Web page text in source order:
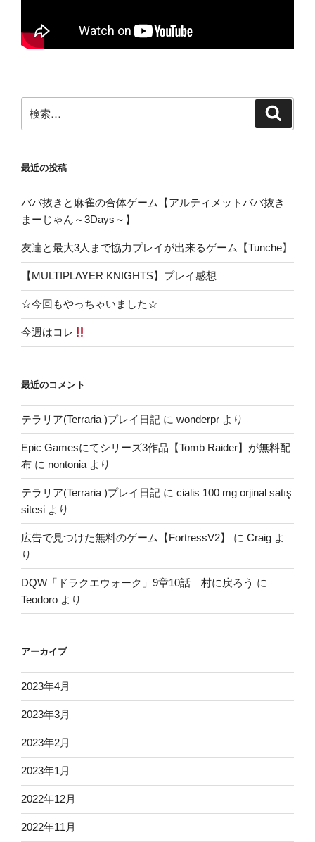
索:
最近の投稿
ババ抜きと麻雀の合体ゲーム【アルティメットババ抜き
まーじゃん～3Days～】
友達と最大3人まで協力プレイが出来るゲーム【Tunche】
【MULTIPLAYER KNIGHTS】プレイ感想
☆今回もやっちゃいました☆
今週はコレ
最近のコメント
テラリア(Terraria )プレイ日記 に wonderpr より
Epic Gamesにてシリーズ3作品【Tomb Raider】が無料配
布 に nontonia より
テラリア(Terraria )プレイ日記 に cialis 100 mg orjinal satış
sitesi より
広告で見つけた無料のゲーム【FortressV2】 に Craig よ
り
DQW「ドラクエウォーク」9章10話 村に戻ろう に
Teodoro より
アーカイブ
2023年4月
2023年3月
2023年2月
2023年1月
2022年12月
2022年11月